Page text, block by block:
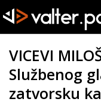
VICEVI
Službenog
zatvorsku